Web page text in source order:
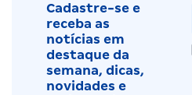
Cadastre-se e
receba as
notícias em
destaque da
semana, dicas,
novidades e